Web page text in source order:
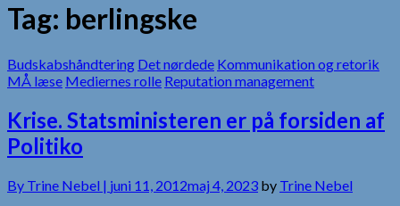
Tag: berlingske
Budskabshåndtering Det nørdede Kommunikation og retorik
MÅ læse Mediernes rolle Reputation management
Krise. Statsministeren er på forsiden af
Politiko
By Trine Nebel | juni 11, 2012maj 4, 2023 by Trine Nebel